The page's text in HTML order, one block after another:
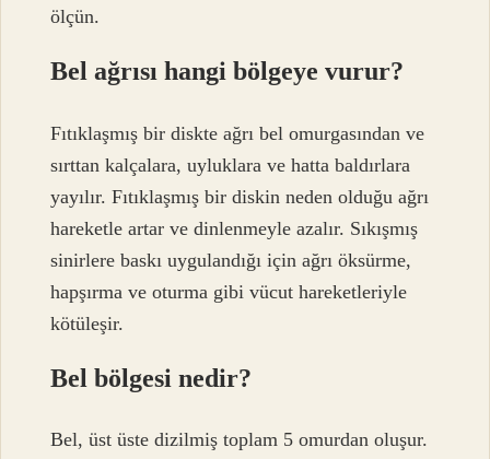
ölçün.
Bel ağrısı hangi bölgeye vurur?
Fıtıklaşmış bir diskte ağrı bel omurgasından ve
sırttan kalçalara, uyluklara ve hatta baldırlara
yayılır. Fıtıklaşmış bir diskin neden olduğu ağrı
hareketle artar ve dinlenmeyle azalır. Sıkışmış
sinirlere baskı uygulandığı için ağrı öksürme,
hapşırma ve oturma gibi vücut hareketleriyle
kötüleşir.
Bel bölgesi nedir?
Bel, üst üste dizilmiş toplam 5 omurdan oluşur.